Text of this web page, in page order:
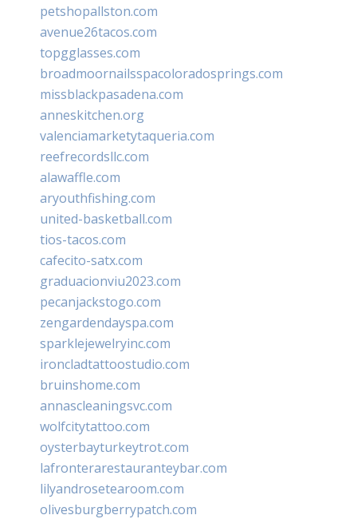
petshopallston.com
avenue26tacos.com
topgglasses.com
broadmoornailsspacoloradosprings.com
missblackpasadena.com
anneskitchen.org
valenciamarketytaqueria.com
reefrecordsllc.com
alawaffle.com
aryouthfishing.com
united-basketball.com
tios-tacos.com
cafecito-satx.com
graduacionviu2023.com
pecanjackstogo.com
zengardendayspa.com
sparklejewelryinc.com
ironcladtattoostudio.com
bruinshome.com
annascleaningsvc.com
wolfcitytattoo.com
oysterbayturkeytrot.com
lafronterarestauranteybar.com
lilyandrosetearoom.com
olivesburgberrypatch.com